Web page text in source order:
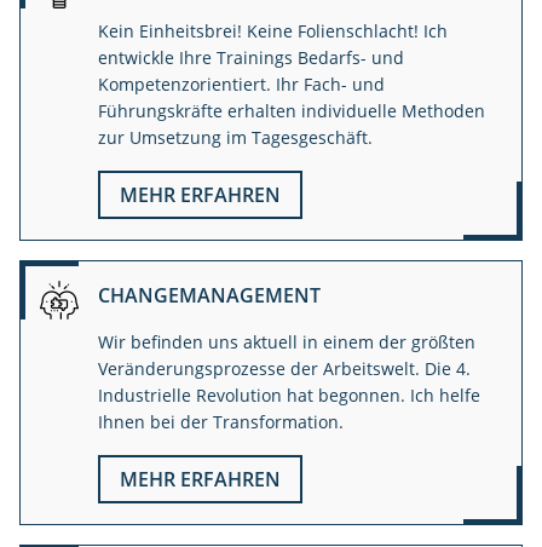
Kein Einheitsbrei! Keine Folienschlacht! Ich
entwickle Ihre Trainings Bedarfs- und
Kompetenzorientiert. Ihr Fach- und
Führungskräfte erhalten individuelle Methoden
zur Umsetzung im Tagesgeschäft.
MEHR ERFAHREN
CHANGEMANAGEMENT
Wir befinden uns aktuell in einem der größten
Veränderungsprozesse der Arbeitswelt. Die 4.
Industrielle Revolution hat begonnen. Ich helfe
Ihnen bei der Transformation.
MEHR ERFAHREN